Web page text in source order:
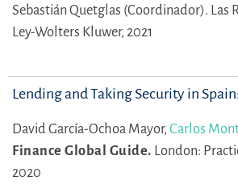
Sebastián Quetglas (Coordinador). Las
Ley-Wolters Kluwer, 2021
Lending and Taking Security in
David García-Ochoa Mayor, Carlos
Finance Global Guide. London:
2020